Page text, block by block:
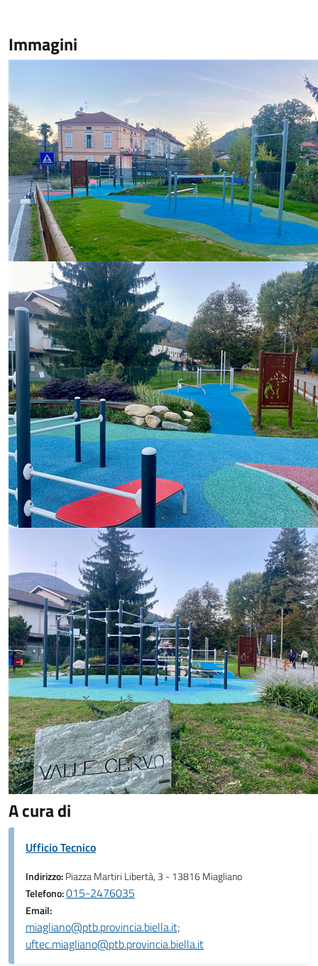
Immagini
A cura di
Ufficio Tecnico
Indirizzo:Piazza Martiri Libertà, 3 - 13816 Miagliano
Telefono:015-2476035
Email:
miagliano@ptb.provincia.biella.it;
uftec.miagliano@ptb.provincia.biella.it